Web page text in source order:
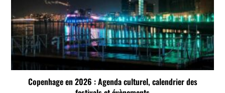
Copenhage en 2026 : Agenda culturel, calendrier des